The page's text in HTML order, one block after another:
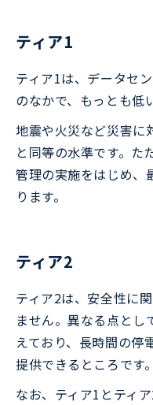
ティア1
ティア1は、データセ
のなかで、もっとも低
地震や火災など災害に
と同等の水準です。た
管理の実施をはじめ、
ります。
ティア2
ティア2は、安全性に
ません。異なる点と
えており、長時間の停
提供できるところです。
なお、ティア1とティ